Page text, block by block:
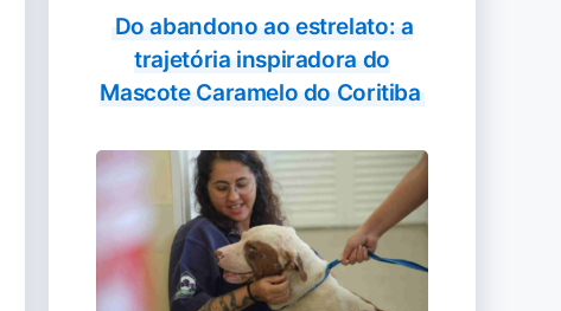
Do abandono ao estrelato: a
trajetória inspiradora do
Mascote Caramelo do Coritiba